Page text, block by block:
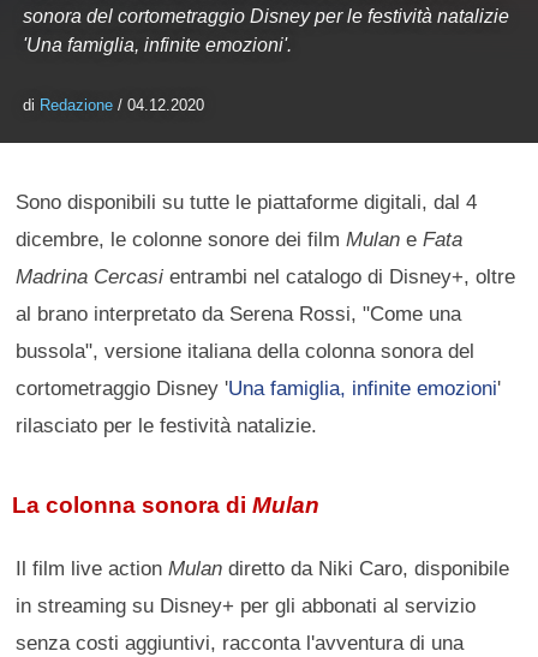
sonora del cortometraggio Disney per le festività natalizie
'Una famiglia, infinite emozioni'.
di Redazione / 04.12.2020
Sono disponibili su tutte le piattaforme digitali, dal 4
dicembre, le colonne sonore dei filmMulan eFata
Madrina Cercasi entrambi nel catalogo di Disney+, oltre
al brano interpretato da Serena Rossi, "Come una
bussola", versione italiana della colonna sonora del
cortometraggio Disney 'Una famiglia, infinite emozioni'
rilasciato per le festività natalizie.
La colonna sonora di Mulan
Il film live actionMulan diretto da Niki Caro, disponibile
in streaming su Disney+ per gli abbonati al servizio
senza costi aggiuntivi, racconta l'avventura di una